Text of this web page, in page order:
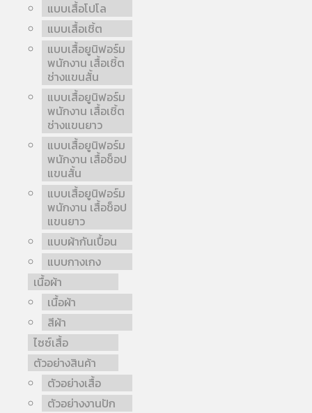
แบบเสื้อโปโล
แบบเสื้อเชิ้ต
แบบเสื้อยูนิฟอร์ม
พนักงาน เสื้อเชิ้ต
ช่างแขนสั้น
แบบเสื้อยูนิฟอร์ม
พนักงาน เสื้อเชิ้ต
ช่างแขนยาว
แบบเสื้อยูนิฟอร์ม
พนักงาน เสื้อช็อป
แขนสั้น
แบบเสื้อยูนิฟอร์ม
พนักงาน เสื้อช็อป
แขนยาว
แบบผ้ากันเปื้อน
แบบกางเกง
เนื้อผ้า
เนื้อผ้า
สีผ้า
ไซซ์เสื้อ
ตัวอย่างสินค้า
ตัวอย่างเสื้อ
ตัวอย่างงานปัก